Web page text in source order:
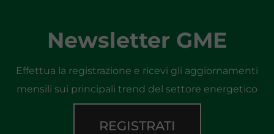
Newsletter GME
Effettua la registrazione e ricevi gli aggiornamenti
mensili sui principali trend del settore energetico
REGISTRATI